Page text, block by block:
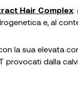
Hair Complex:
e, al
la sua elevata
provocati dalla